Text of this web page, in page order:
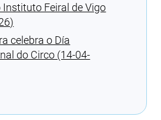
Feiral de Vigo
celebra o Día
do Circo (14-04-